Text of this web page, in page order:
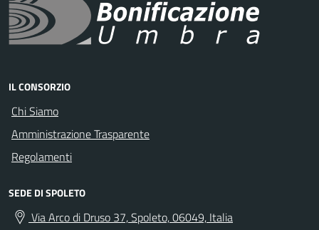
IL CONSORZIO
Chi Siamo
Amministrazione Trasparente
Regolamenti
SEDE DI SPOLETO
Via Arco di Druso 37, Spoleto, 06049, Italia